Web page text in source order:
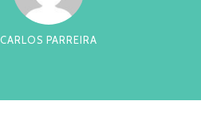
CARLOS PARREIRA